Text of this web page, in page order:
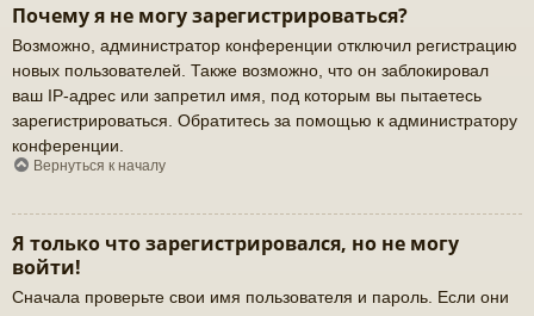
Почему я не могу зарегистрироваться?
Возможно, администратор конференции отключил регистрацию
новых пользователей. Также возможно, что он заблокировал
ваш IP-адрес или запретил имя, под которым вы пытаетесь
зарегистрироваться. Обратитесь за помощью к администратору
конференции.
Вернуться к началу
Я только что зарегистрировался, но не могу
войти!
Сначала проверьте свои имя пользователя и пароль. Если они